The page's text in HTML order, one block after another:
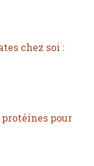
chez soi :
protéines pour